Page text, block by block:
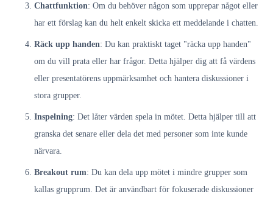
Chattfunktion: Om du behöver någon som upprepar något eller
har ett förslag kan du helt enkelt skicka ett meddelande i chatten.
Räck upp handen: Du kan praktiskt taget "räcka upp handen"
om du vill prata eller har frågor. Detta hjälper dig att få värdens
eller presentatörens uppmärksamhet och hantera diskussioner i
stora grupper.
Inspelning: Det låter värden spela in mötet. Detta hjälper till att
granska det senare eller dela det med personer som inte kunde
närvara.
Breakout rum: Du kan dela upp mötet i mindre grupper som
kallas grupprum. Det är användbart för fokuserade diskussioner